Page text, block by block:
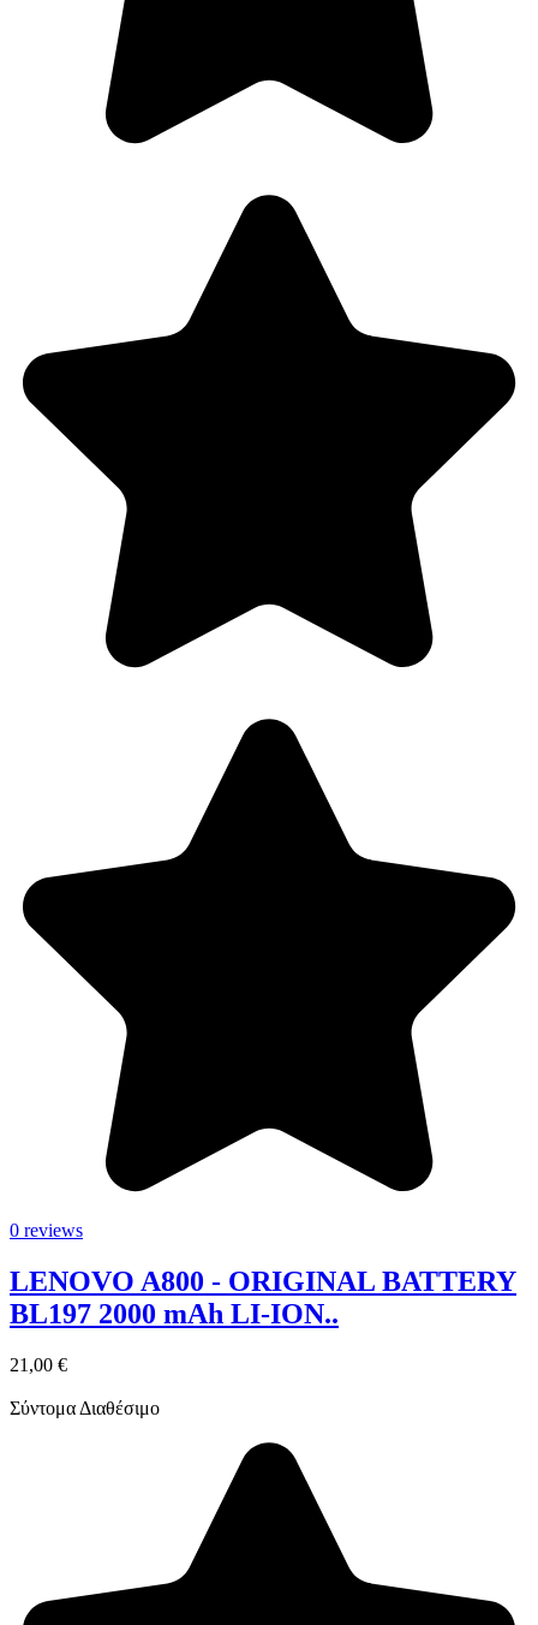
0 reviews
LENOVO A800 - ORIGINAL BATTERY
BL197 2000 mAh LI-ION..
21,00 €
Σύντομα Διαθέσιμο